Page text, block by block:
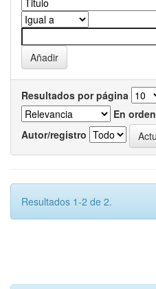
Resultados por página
En orden
Autor/registro
Resultados 1-2 de 2.